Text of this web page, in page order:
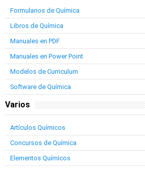
Formularios de Química
Libros de Química
Manuales en PDF
Manuales en Power Point
Modelos de Curriculum
Software de Química
Varios
Artículos Químicos
Concursos de Química
Elementos Químicos